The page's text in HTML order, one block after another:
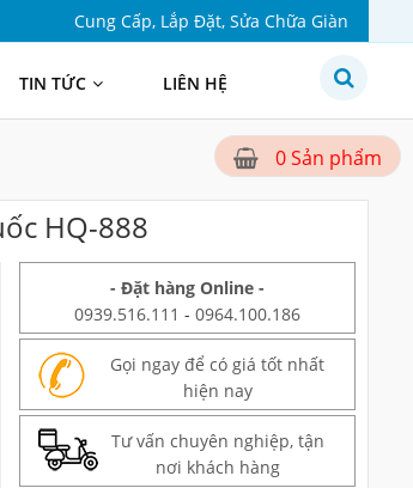
0Sản phẩm
Cung Cấp, Lắp Đặt, Sửa Chữa Giàn Phơi Thông
TIN TỨC LIÊN HỆ
HQ-888
- Đặt hàng Online -
0939.516.111 -0964.100.186
Gọi ngay để có giá tốt nhất
hiện nay
Tư vấn chuyên nghiệp, tận
nơi khách hàng